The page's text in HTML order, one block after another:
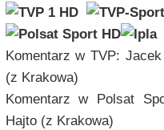
Komentarz w TVP: Jacek
(z Krakowa)
Komentarz w Polsat
Hajto (z Krakowa)